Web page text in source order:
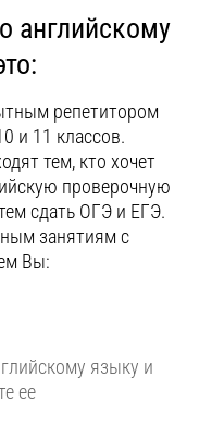
английскому
репетитором
и 11 классов.
тем, кто хочет
проверочную
сдать ОГЭ и ЕГЭ.
занятиям с
Вы:
языку и
ее